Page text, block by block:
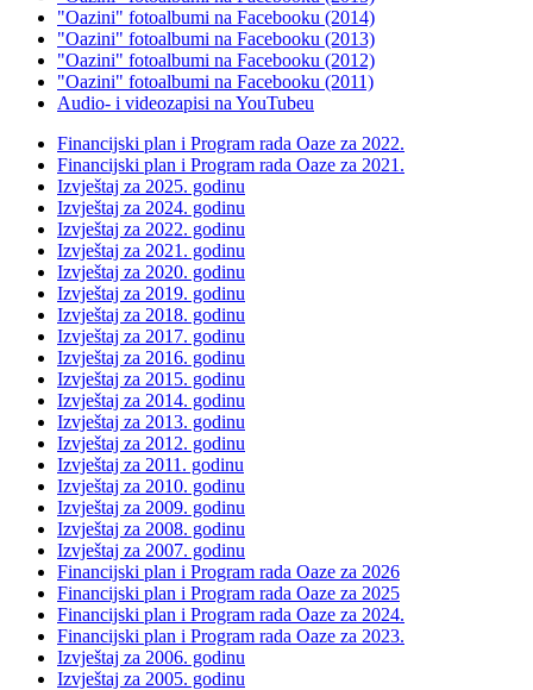
"Oazini" fotoalbumi na Facebooku (2014)
"Oazini" fotoalbumi na Facebooku (2013)
"Oazini" fotoalbumi na Facebooku (2012)
"Oazini" fotoalbumi na Facebooku (2011)
Audio- i videozapisi na YouTubeu
Financijski plan i Program rada Oaze za 2022.
Financijski plan i Program rada Oaze za 2021.
Izvještaj za 2025. godinu
Izvještaj za 2024. godinu
Izvještaj za 2022. godinu
Izvještaj za 2021. godinu
Izvještaj za 2020. godinu
Izvještaj za 2019. godinu
Izvještaj za 2018. godinu
Izvještaj za 2017. godinu
Izvještaj za 2016. godinu
Izvještaj za 2015. godinu
Izvještaj za 2014. godinu
Izvještaj za 2013. godinu
Izvještaj za 2012. godinu
Izvještaj za 2011. godinu
Izvještaj za 2010. godinu
Izvještaj za 2009. godinu
Izvještaj za 2008. godinu
Izvještaj za 2007. godinu
Financijski plan i Program rada Oaze za 2026
Financijski plan i Program rada Oaze za 2025
Financijski plan i Program rada Oaze za 2024.
Financijski plan i Program rada Oaze za 2023.
Izvještaj za 2006. godinu
Izvještaj za 2005. godinu